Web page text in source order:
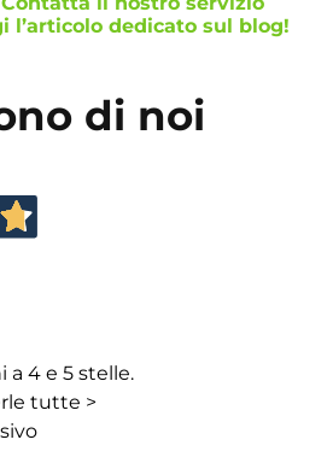
l’articolo dedicato sul blog!
di noi
a 4 e 5 stelle.
tutte >